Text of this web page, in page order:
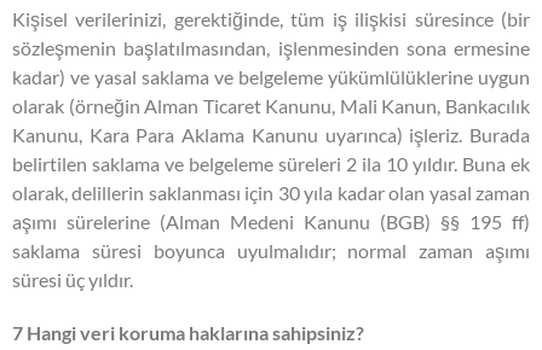
Kişisel verilerinizi, gerektiğinde, tüm iş ilişkisi süresince (bir
sözleşmenin başlatılmasından, işlenmesinden sona ermesine
kadar) ve yasal saklama ve belgeleme yükümlülüklerine uygun
olarak (örneğin Alman Ticaret Kanunu, Mali Kanun, Bankacılık
Kanunu, Kara Para Aklama Kanunu uyarınca) işleriz. Burada
belirtilen saklama ve belgeleme süreleri 2 ila 10 yıldır. Buna ek
olarak, delillerin saklanması için 30 yıla kadar olan yasal zaman
aşımı sürelerine (Alman Medeni Kanunu (BGB) §§ 195 ff)
saklama süresi boyunca uyulmalıdır; normal zaman aşımı
süresi üç yıldır.
7 Hangi veri koruma haklarına sahipsiniz?